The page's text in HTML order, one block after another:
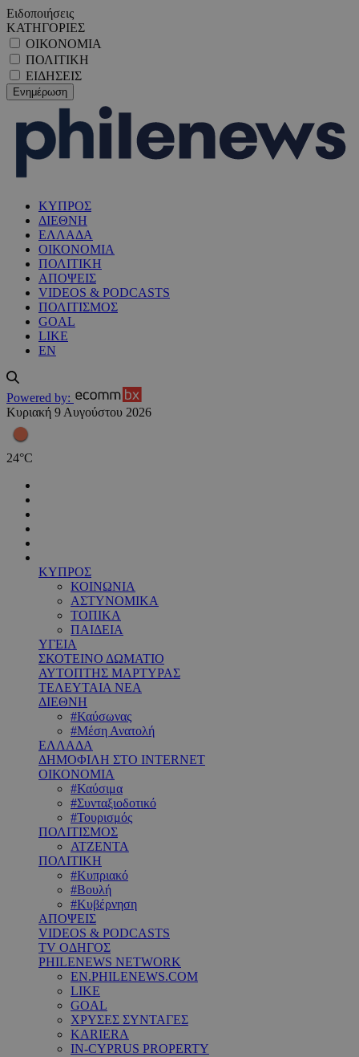
Ειδοποιήσεις
ΚΑΤΗΓΟΡΙΕΣ
ΟΙΚΟΝΟΜΙΑ
ΠΟΛΙΤΙΚΗ
ΕΙΔΗΣΕΙΣ
ΚΥΠΡΟΣ
ΔΙΕΘΝΗ
ΕΛΛΑΔΑ
ΟΙΚΟΝΟΜΙΑ
ΠΟΛΙΤΙΚΗ
ΑΠΟΨΕΙΣ
VIDEOS & PODCASTS
ΠΟΛΙΤΙΣΜΟΣ
GOAL
LIKE
EN
Powered by:
Κυριακή 9 Αυγούστου 2026
24°C
ΚΥΠΡΟΣ
ΚΟΙΝΩΝΙΑ
ΑΣΤΥΝΟΜΙΚΑ
ΤΟΠΙΚΑ
ΠΑΙΔΕΙΑ
ΥΓΕΙΑ
ΣΚΟΤΕΙΝΟ ΔΩΜΑΤΙΟ
ΑΥΤΟΠΤΗΣ ΜΑΡΤΥΡΑΣ
ΤΕΛΕΥΤΑΙΑ ΝΕΑ
ΔΙΕΘΝΗ
#Καύσωνας
#Μέση Ανατολή
ΕΛΛΑΔΑ
ΔΗΜΟΦΙΛΗ ΣΤΟ INTERNET
ΟΙΚΟΝΟΜΙΑ
#Καύσιμα
#Συνταξιοδοτικό
#Τουρισμός
ΠΟΛΙΤΙΣΜΟΣ
ΑΤΖΕΝΤΑ
ΠΟΛΙΤΙΚΗ
#Κυπριακό
#Βουλή
#Κυβέρνηση
ΑΠΟΨΕΙΣ
VIDEOS & PODCASTS
TV ΟΔΗΓΟΣ
PHILENEWS NETWORK
EN.PHILENEWS.COM
LIKE
GOAL
ΧΡΥΣΕΣ ΣΥΝΤΑΓΕΣ
KARIERA
IN-CYPRUS PROPERTY